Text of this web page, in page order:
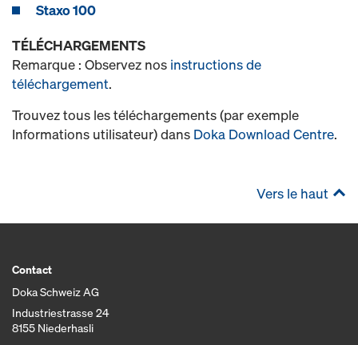
Staxo 100
TÉLÉCHARGEMENTS
Remarque : Observez nos instructions de
téléchargement.
Trouvez tous les téléchargements (par exemple
Informations utilisateur) dans Doka Download Centre.
Vers le haut
Contact
Doka Schweiz AG
Industriestrasse 24
8155 Niederhasli